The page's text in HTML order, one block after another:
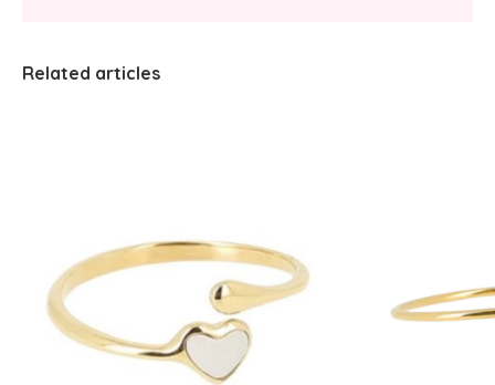
Related articles